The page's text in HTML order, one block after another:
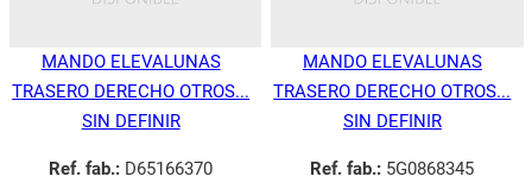
MANDO ELEVALUNAS
TRASERO DERECHO OTROS...
SIN DEFINIR
Ref. fab.: D65166370
MANDO ELEVALUNAS
TRASERO DERECHO OTROS...
SIN DEFINIR
Ref. fab.: 5G0868345